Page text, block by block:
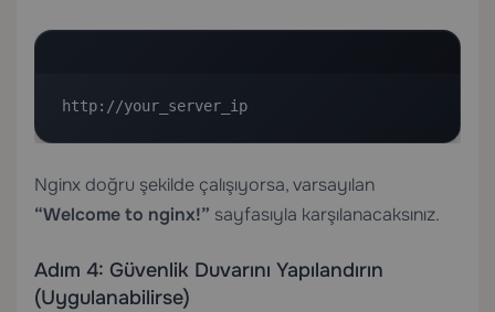
http://your_server_ip
Nginx doğru şekilde çalışıyorsa, varsayılan
“Welcome to nginx!” sayfasıyla karşılanacaksınız.
Adım 4: Güvenlik Duvarını Yapılandırın
(Uygulanabilirse)